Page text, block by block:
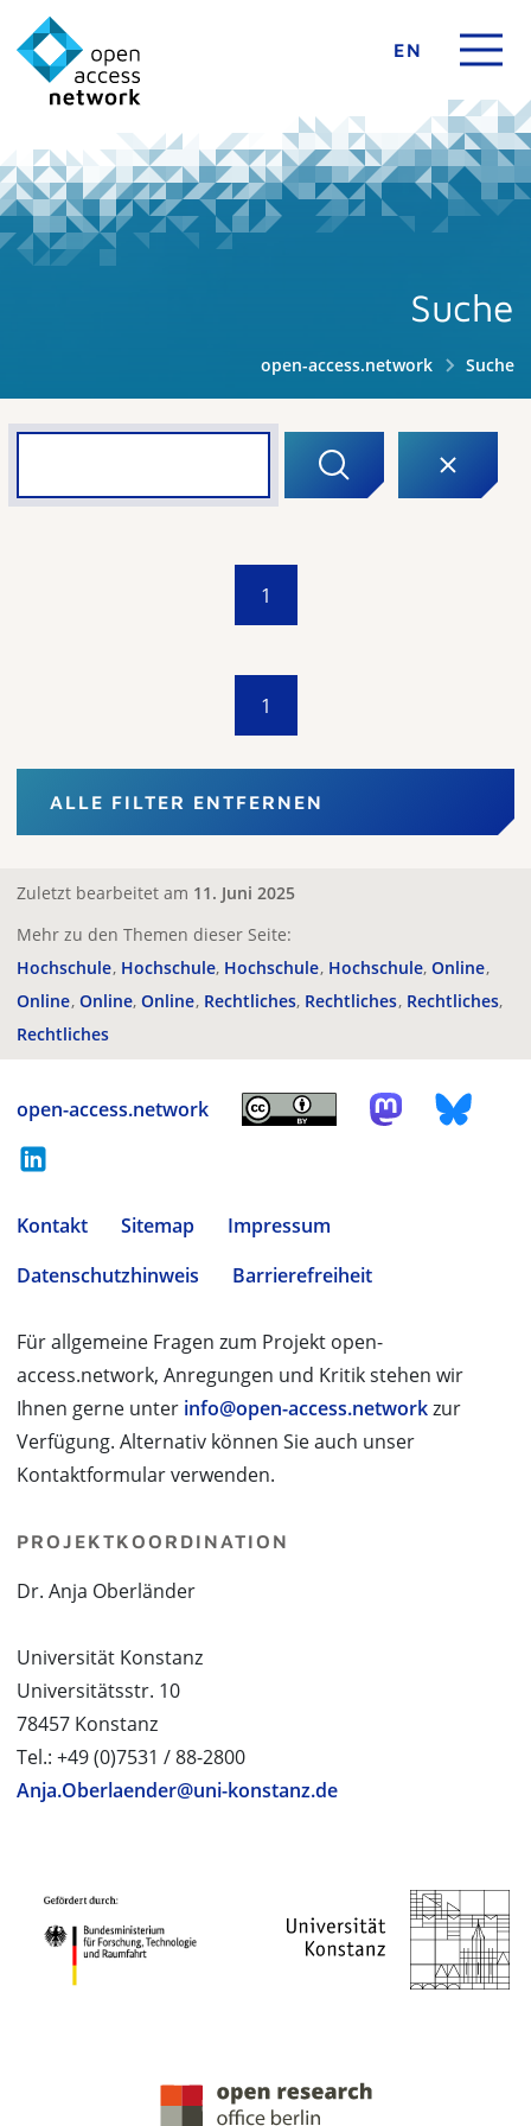
EN
Suche
open-access.network Suche
1
1
ALLE FILTER ENTFERNEN
Zuletzt bearbeitet am 11. Juni 2025
Mehr zu den Themen dieser Seite:
Hochschule Hochschule Hochschule Hochschule Online
Online Online Online Rechtliches Rechtliches Rechtliches
Rechtliches
open-access.network
Kontakt Sitemap
Impressum
Datenschutzhinweis
Barrierefreiheit
Für allgemeine Fragen zum Projekt open-
access.network, Anregungen und Kritik stehen wir
Ihnen gerne unter info@open-access.networkzur
Verfügung. Alternativ können Sie auch unser
Kontaktformular verwenden.
PROJEKTKOORDINATION
Dr. Anja Oberländer
Universität Konstanz
Universitätsstr. 10
78457 Konstanz
Tel.: +49 (0)7531 / 88-2800
Anja.Oberlaender@uni-konstanz.de